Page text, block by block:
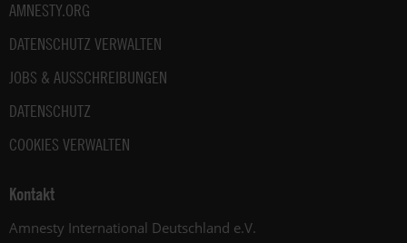
AMNESTY.ORG
DATENSCHUTZ VERWALTEN
JOBS & AUSSCHREIBUNGEN
DATENSCHUTZ
COOKIES VERWALTEN
Kontakt
Amnesty International Deutschland e.V.